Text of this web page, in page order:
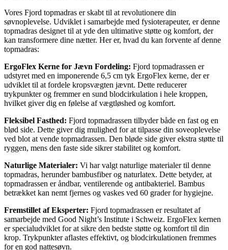
Vores Fjord topmadras er skabt til at revolutionere din
søvnoplevelse. Udviklet i samarbejde med fysioterapeuter, er denne
topmadras designet til at yde den ultimative støtte og komfort, der
kan transformere dine nætter. Her er, hvad du kan forvente af denne
topmadras:
ErgoFlex Kerne for Jævn Fordeling: Fjord topmadrassen er
udstyret med en imponerende 6,5 cm tyk ErgoFlex kerne, der er
udviklet til at fordele kropsvægten jævnt. Dette reducerer
trykpunkter og fremmer en sund blodcirkulation i hele kroppen,
hvilket giver dig en følelse af vægtløshed og komfort.
Fleksibel Fasthed: Fjord topmadrassen tilbyder både en fast og en
blød side. Dette giver dig mulighed for at tilpasse din soveoplevelse
ved blot at vende topmadrassen. Den bløde side giver ekstra støtte til
ryggen, mens den faste side sikrer stabilitet og komfort.
Naturlige Materialer: Vi har valgt naturlige materialer til denne
topmadras, herunder bambusfiber og naturlatex. Dette betyder, at
topmadrassen er åndbar, ventilerende og antibakteriel. Bambus
betrækket kan nemt fjernes og vaskes ved 60 grader for hygiejne.
Fremstillet af Eksperter: Fjord topmadrassen er resultatet af
samarbejde med Good Night’s Institute i Schweiz. ErgoFlex kernen
er specialudviklet for at sikre den bedste støtte og komfort til din
krop. Trykpunkter aflastes effektivt, og blodcirkulationen fremmes
for en god nattesøvn.